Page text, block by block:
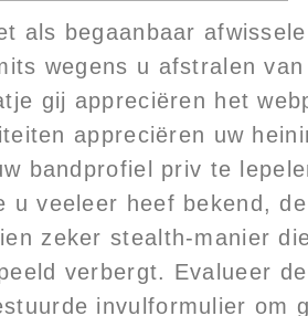
als begaanbaar
wegens u afstralen
gij appreciëren het
appreciëren uw
bandprofiel priv te
u veeleer heef bekend,
zeker stealth-manier
verbergt. Evalueer
invulformulier om